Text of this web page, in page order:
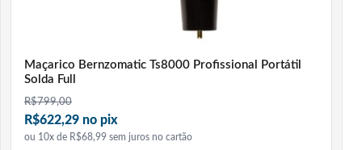
Maçarico Bernzomatic Ts8000 Profissional Portátil
Solda Full
R$799,00
R$622,29 no pix
ou 10x de R$68,99 sem juros no cartão